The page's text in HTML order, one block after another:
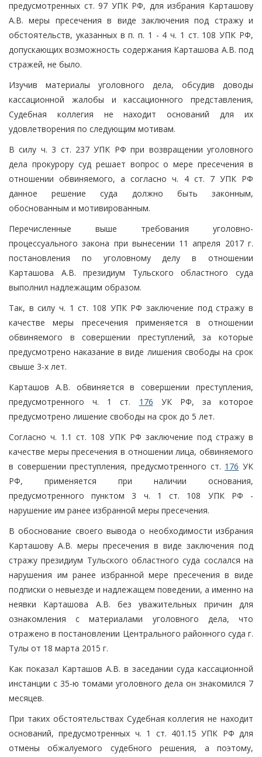
предусмотренных ст. 97 УПК РФ, для избрания Карташову
А.В. меры пресечения в виде заключения под стражу и
обстоятельств, указанных в п. п. 1 - 4 ч. 1 ст. 108 УПК РФ,
допускающих возможность содержания Карташова А.В. под
стражей, не было.
Изучив материалы уголовного дела, обсудив доводы
кассационной жалобы и кассационного представления,
Судебная коллегия не находит оснований для их
удовлетворения по следующим мотивам.
В силу ч. 3 ст. 237 УПК РФ при возвращении уголовного
дела прокурору суд решает вопрос о мере пресечения в
отношении обвиняемого, а согласно ч. 4 ст. 7 УПК РФ
данное решение суда должно быть законным,
обоснованным и мотивированным.
Перечисленные выше требования уголовно-
процессуального закона при вынесении 11 апреля 2017 г.
постановления по уголовному делу в отношении
Карташова А.В. президиум Тульского областного суда
выполнил надлежащим образом.
Так, в силу ч. 1 ст. 108 УПК РФ заключение под стражу в
качестве меры пресечения применяется в отношении
обвиняемого в совершении преступлений, за которые
предусмотрено наказание в виде лишения свободы на срок
свыше 3-х лет.
Карташов А.В. обвиняется в совершении преступления,
предусмотренного ч. 1 ст. 176 УК РФ, за которое
предусмотрено лишение свободы на срок до 5 лет.
Согласно ч. 1.1 ст. 108 УПК РФ заключение под стражу в
качестве меры пресечения в отношении лица, обвиняемого
в совершении преступления, предусмотренного ст. 176 УК
РФ, применяется при наличии основания,
предусмотренного пунктом 3 ч. 1 ст. 108 УПК РФ -
нарушение им ранее избранной меры пресечения.
В обоснование своего вывода о необходимости избрания
Карташову А.В. меры пресечения в виде заключения под
стражу президиум Тульского областного суда сослался на
нарушения им ранее избранной мере пресечения в виде
подписки о невыезде и надлежащем поведении, а именно на
неявки Карташова А.В. без уважительных причин для
ознакомления с материалами уголовного дела, что
отражено в постановлении Центрального районного суда г.
Тулы от 18 марта 2015 г.
Как показал Карташов А.В. в заседании суда кассационной
инстанции с 35-ю томами уголовного дела он знакомился 7
месяцев.
При таких обстоятельствах Судебная коллегия не находит
оснований, предусмотренных ч. 1 ст. 401.15 УПК РФ для
отмены обжалуемого судебного решения, а поэтому,